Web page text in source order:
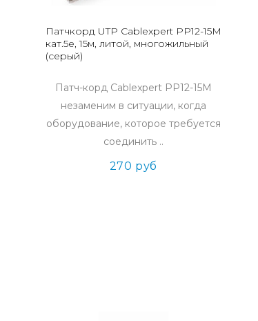
Патчкорд UTP Cablexpert PP12-15M
кат.5e, 15м, литой, многожильный
(серый)
Патч-корд Cablexpert PP12-15M
незаменим в ситуации, когда
оборудование, которое требуется
соединить ..
270 руб